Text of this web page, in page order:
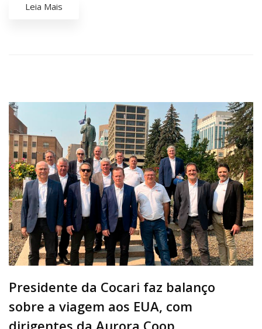
Leia Mais
Presidente da Cocari faz balanço
sobre a viagem aos EUA, com
dirigentes da Aurora Coop